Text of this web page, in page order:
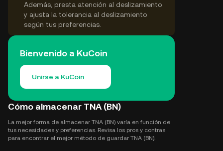
Además, presta atención al deslizamiento
y ajusta la tolerancia al deslizamiento
según tus preferencias.
Bienvenido a KuCoin
Unirse a KuCoin
Cómo almacenar TNA (BN)
La mejor forma de almacenar TNA (BN) varía en función de
tus necesidades y preferencias. Revisa los pros y contras
para encontrar el mejor método de guardar TNA (BN).